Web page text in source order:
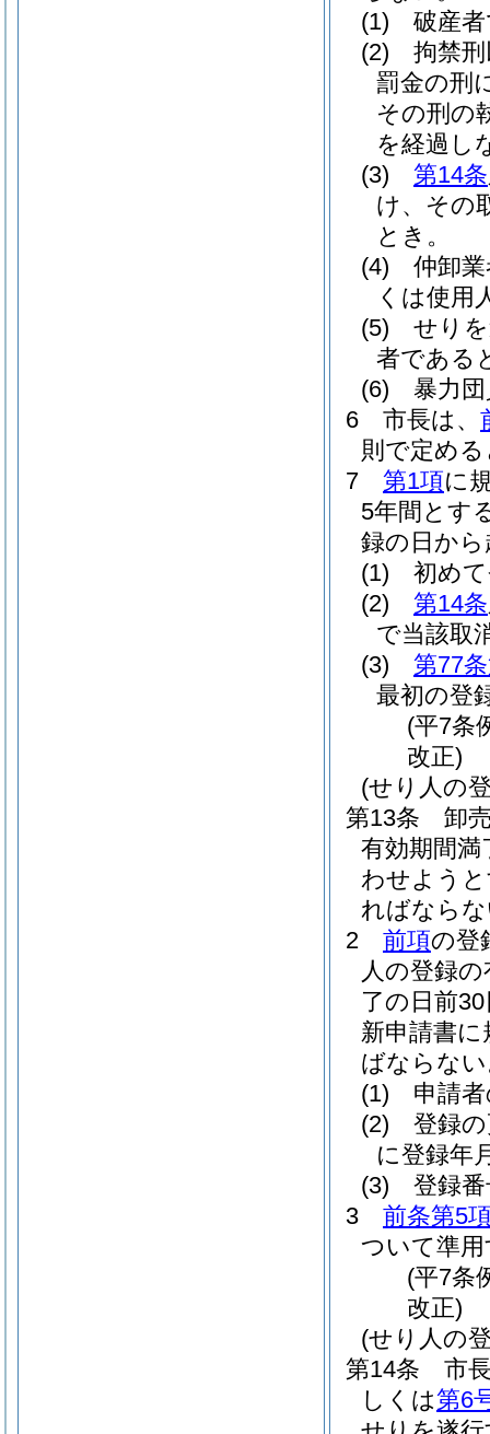
(1)
破産
(2)
拘禁
罰金の刑
その刑の
を経過し
(3)
第14条
け、その
とき。
(4)
仲卸
くは使用
(5)
せり
者である
(6)
暴力
6
市長は、
則で定め
7
第1項に
5年間とす
録の日か
(1)
初め
(2)
第14条
で当該取
(3)
第77
最初の登
(平7条
改正)
(せり人の
第13条
卸
有効期間
わせよう
ればなら
2
前項の登
人の登録
了の日前
新申請書
ばならな
(1)
申請
(2)
登録
に登録年
(3)
登録
3
前条第5
ついて準
(平7条
改正)
(せり人の
第14条
市
しくは第6